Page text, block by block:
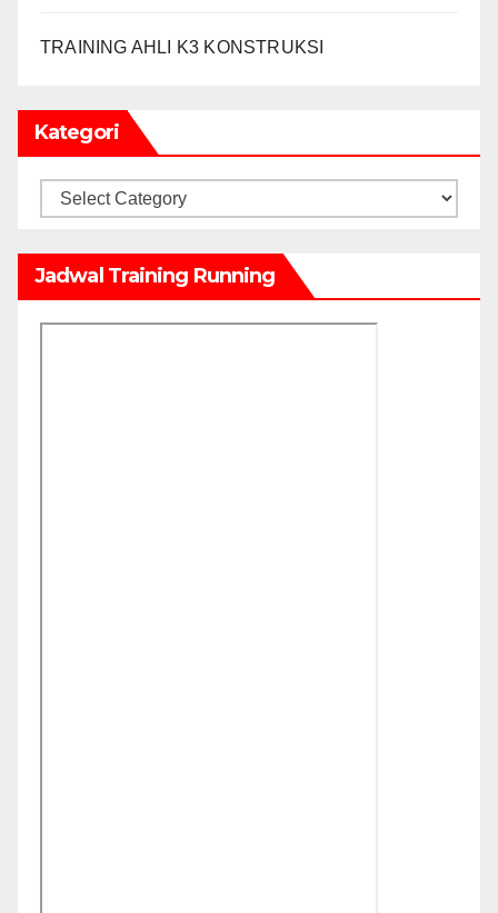
TRAINING AHLI K3 KONSTRUKSI
Kategori
Kategori
Jadwal Training Running